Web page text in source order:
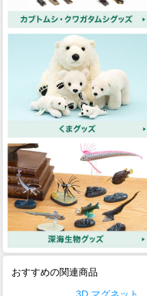
おすすめの関連商品